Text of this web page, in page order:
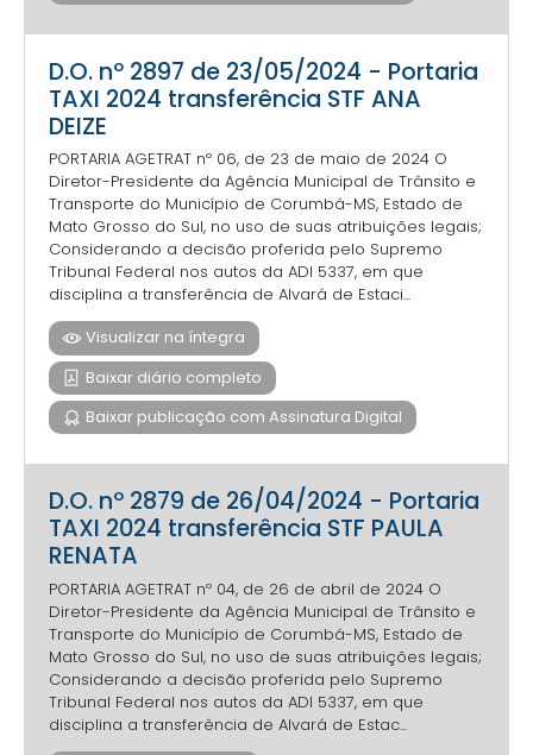
D.O. nº 2897 de 23/05/2024 - Portaria
TAXI 2024 transferência STF ANA
DEIZE
PORTARIA AGETRAT nº 06, de 23 de maio de 2024 O
Diretor-Presidente da Agência Municipal de Trânsito e
Transporte do Município de Corumbá-MS, Estado de
Mato Grosso do Sul, no uso de suas atribuições legais;
Considerando a decisão proferida pelo Supremo
Tribunal Federal nos autos da ADI 5337, em que
disciplina a transferência de Alvará de Estaci...
Visualizar na íntegra
Baixar diário completo
Baixar publicação com Assinatura Digital
D.O. nº 2879 de 26/04/2024 - Portaria
TAXI 2024 transferência STF PAULA
RENATA
PORTARIA AGETRAT nº 04, de 26 de abril de 2024 O
Diretor-Presidente da Agência Municipal de Trânsito e
Transporte do Município de Corumbá-MS, Estado de
Mato Grosso do Sul, no uso de suas atribuições legais;
Considerando a decisão proferida pelo Supremo
Tribunal Federal nos autos da ADI 5337, em que
disciplina a transferência de Alvará de Estac...